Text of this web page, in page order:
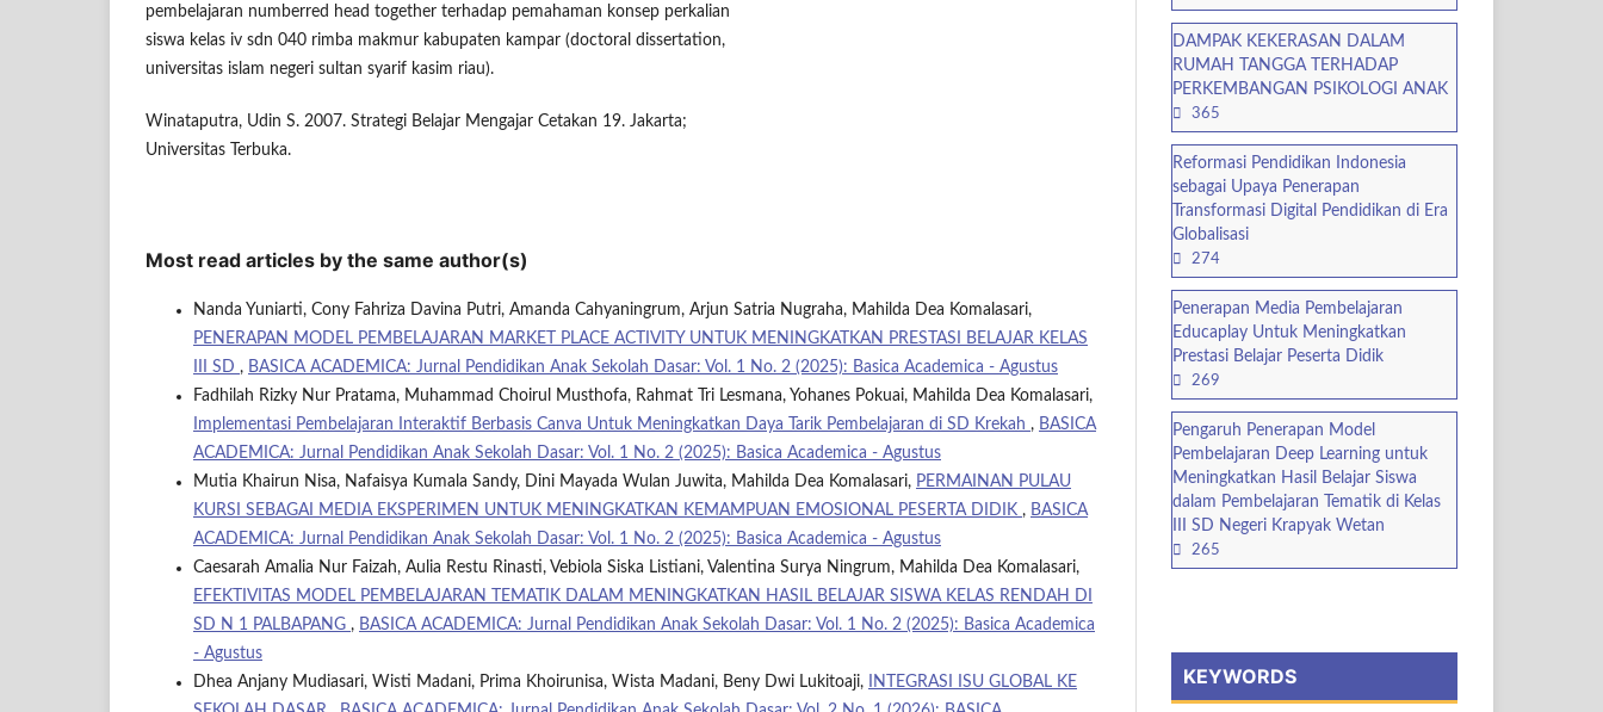
pembelajaran numberred head together terhadap pemahaman konsep perkalian
siswa kelas iv sdn 040 rimba makmur kabupaten kampar (doctoral dissertation,
universitas islam negeri sultan syarif kasim riau).
Winataputra, Udin S. 2007. Strategi Belajar Mengajar Cetakan 19. Jakarta;
Universitas Terbuka.
Most read articles by the same author(s)
Nanda Yuniarti, Cony Fahriza Davina Putri, Amanda Cahyaningrum, Arjun Satria Nugraha, Mahilda Dea Komalasari,
PENERAPAN MODEL PEMBELAJARAN MARKET PLACE ACTIVITY UNTUK MENINGKATKAN PRESTASI BELAJAR KELAS
III SD , BASICA ACADEMICA: Jurnal Pendidikan Anak Sekolah Dasar: Vol. 1 No. 2 (2025): Basica Academica - Agustus
Fadhilah Rizky Nur Pratama, Muhammad Choirul Musthofa, Rahmat Tri Lesmana, Yohanes Pokuai, Mahilda Dea Komalasari,
Implementasi Pembelajaran Interaktif Berbasis Canva Untuk Meningkatkan Daya Tarik Pembelajaran di SD Krekah , BASICA
ACADEMICA: Jurnal Pendidikan Anak Sekolah Dasar: Vol. 1 No. 2 (2025): Basica Academica - Agustus
Mutia Khairun Nisa, Nafaisya Kumala Sandy, Dini Mayada Wulan Juwita, Mahilda Dea Komalasari, PERMAINAN PULAU
KURSI SEBAGAI MEDIA EKSPERIMEN UNTUK MENINGKATKAN KEMAMPUAN EMOSIONAL PESERTA DIDIK , BASICA
ACADEMICA: Jurnal Pendidikan Anak Sekolah Dasar: Vol. 1 No. 2 (2025): Basica Academica - Agustus
Caesarah Amalia Nur Faizah, Aulia Restu Rinasti, Vebiola Siska Listiani, Valentina Surya Ningrum, Mahilda Dea Komalasari,
EFEKTIVITAS MODEL PEMBELAJARAN TEMATIK DALAM MENINGKATKAN HASIL BELAJAR SISWA KELAS RENDAH DI
SD N 1 PALBAPANG , BASICA ACADEMICA: Jurnal Pendidikan Anak Sekolah Dasar: Vol. 1 No. 2 (2025): Basica Academica
- Agustus
Dhea Anjany Mudiasari, Wisti Madani, Prima Khoirunisa, Wista Madani, Beny Dwi Lukitoaji,
INTEGRASI ISU GLOBAL KE
DAMPAK KEKERASAN DALAM
RUMAH TANGGA TERHADAP
PERKEMBANGAN PSIKOLOGI ANAK
365
Reformasi Pendidikan Indonesia
sebagai Upaya Penerapan
Transformasi Digital Pendidikan di Era
Globalisasi
274
Penerapan Media Pembelajaran
Educaplay Untuk Meningkatkan
Prestasi Belajar Peserta Didik
269
Pengaruh Penerapan Model
Pembelajaran Deep Learning untuk
Meningkatkan Hasil Belajar Siswa
dalam Pembelajaran Tematik di Kelas
III SD Negeri Krapyak Wetan
265
KEYWORDS